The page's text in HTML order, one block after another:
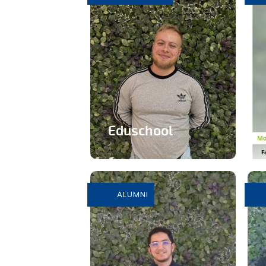
En savoir plus
Eduschool
pallier la pénurie de
professeurs en
secondaire
En savoir plus
ALUMNI